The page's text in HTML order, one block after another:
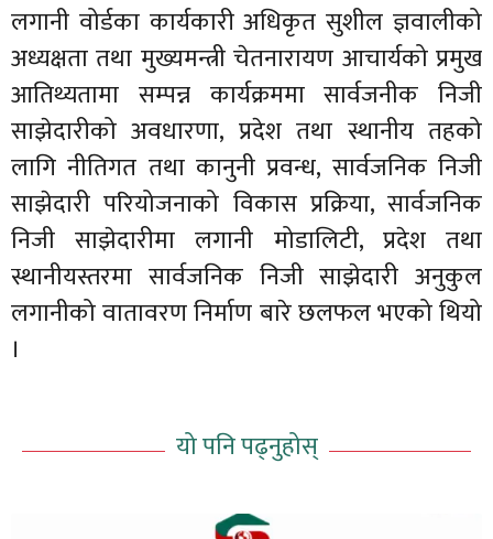
लगानी वोर्डका कार्यकारी अधिकृत सुशील ज्ञवालीको
अध्यक्षता तथा मुख्यमन्त्री चेतनारायण आचार्यको प्रमुख
आतिथ्यतामा सम्पन्न कार्यक्रममा सार्वजनीक निजी
साझेदारीको अवधारणा, प्रदेश तथा स्थानीय तहको
लागि नीतिगत तथा कानुनी प्रवन्ध, सार्वजनिक निजी
साझेदारी परियोजनाको विकास प्रक्रिया, सार्वजनिक
निजी साझेदारीमा लगानी मोडालिटी, प्रदेश तथा
स्थानीयस्तरमा सार्वजनिक निजी साझेदारी अनुकुल
लगानीको वातावरण निर्माण बारे छलफल भएको थियो
।
यो पनि पढ्नुहोस्